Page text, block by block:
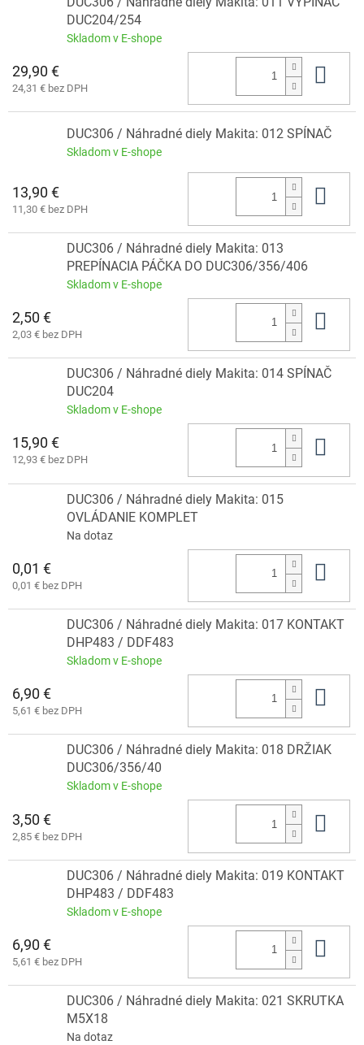
DUC204/254
Skladom v E-shope
29,90 €
24,31 € bez DPH
DUC306 / Náhradné diely Makita: 012 SPÍNAČ
Skladom v E-shope
13,90 €
11,30 € bez DPH
DUC306 / Náhradné diely Makita: 013
PREPÍNACIA PÁČKA DO DUC306/356/406
Skladom v E-shope
2,50 €
2,03 € bez DPH
DUC306 / Náhradné diely Makita: 014 SPÍNAČ
DUC204
Skladom v E-shope
15,90 €
12,93 € bez DPH
DUC306 / Náhradné diely Makita: 015
OVLÁDANIE KOMPLET
Na dotaz
0,01 €
0,01 € bez DPH
DUC306 / Náhradné diely Makita: 017 KONTAKT
DHP483 / DDF483
Skladom v E-shope
6,90 €
5,61 € bez DPH
DUC306 / Náhradné diely Makita: 018 DRŽIAK
DUC306/356/40
Skladom v E-shope
3,50 €
2,85 € bez DPH
DUC306 / Náhradné diely Makita: 019 KONTAKT
DHP483 / DDF483
Skladom v E-shope
6,90 €
5,61 € bez DPH
DUC306 / Náhradné diely Makita: 021 SKRUTKA
M5X18
Na dotaz